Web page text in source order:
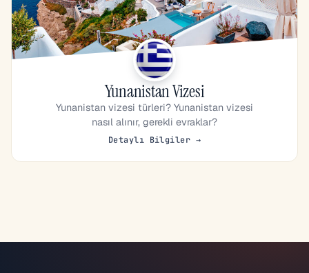
Yunanistan Vizesi
Yunanistan vizesi türleri? Yunanistan vizesi
nasıl alınır, gerekli evraklar?
Detaylı Bilgiler →